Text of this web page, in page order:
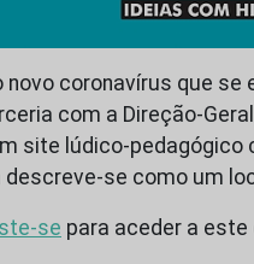
novo coronavírus que
com a Direção-
site lúdico-
descreve-se como um
se para aceder a